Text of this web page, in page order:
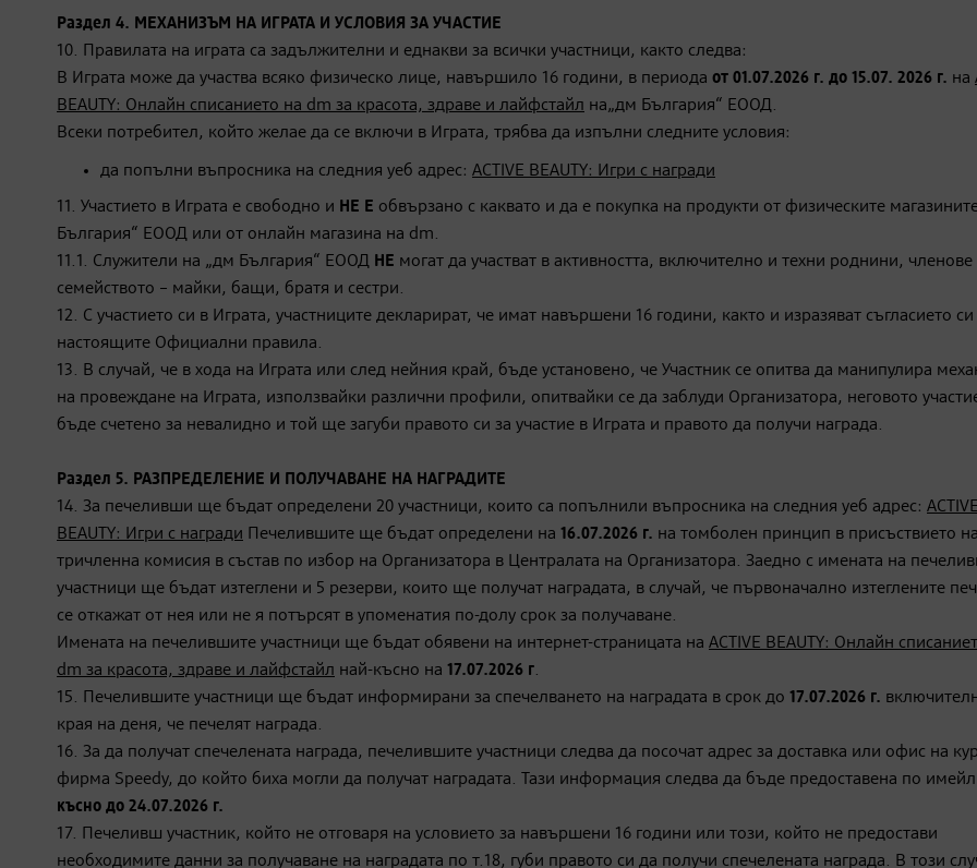
Раздел 4. МЕХАНИЗЪМ НА ИГРАТА И УСЛОВИЯ ЗА УЧАСТИЕ
10. Правилата на играта са задължителни и еднакви за всички участници, както следва:
В Играта може да участва всяко физическо лице, навършило 16 години, в периода от 01.07.2026 г. до 15.07. 2026 г. на
BEAUTY: Онлайн списанието на dm за красота, здраве и лайфстайл на„дм България“ ЕООД.
Всеки потребител, който желае да се включи в Играта, трябва да изпълни следните условия:
да попълни въпросника на следния уеб адрес: ACTIVE BEAUTY: Игри с награди
11. Участието в Играта е свободно и НЕ Е обвързано с каквато и да е покупка на продукти от физическите
България“ ЕООД или от онлайн магазина на dm.
11.1. Служители на „дм България“ ЕООД НЕ могат да участват в активността, включително и техни роднини, членове
семейството – майки, бащи, братя и сестри.
12. С участието си в Играта, участниците декларират, че имат навършени 16 години, както и изразяват съгласието си
настоящите Официални правила.
13. В случай, че в хода на Играта или след нейния край, бъде установено, че Участник се опитва да манипулира
на провеждане на Играта, използвайки различни профили, опитвайки се да заблуди Организатора, неговото
бъде счетено за невалидно и той ще загуби правото си за участие в Играта и правото да получи награда.
Раздел 5. РАЗПРЕДЕЛЕНИЕ И ПОЛУЧАВАНЕ НА НАГРАДИТЕ
14. За печеливши ще бъдат определени 20 участници, които са попълнили въпросника на следния уеб адрес:
BEAUTY: Игри с награди Печелившите ще бъдат определени на 16.07.2026 г. на томболен принцип в присъствието
тричленна комисия в състав по избор на Организатора в Централата на Организатора. Заедно с имената на
участници ще бъдат изтеглени и 5 резерви, които ще получат наградата, в случай, че първоначално изтеглените
се откажат от нея или не я потърсят в упоменатия по-долу срок за получаване.
Имената на печелившите участници ще бъдат обявени на интернет-страницата на ACTIVE BEAUTY: Онлайн
dm за красота, здраве и лайфстайл най-късно на 17.07.2026 г.
15. Печелившите участници ще бъдат информирани за спечелването на наградата в срок до 17.07.2026 г.
края на деня, че печелят награда.
16. За да получат спечелената награда, печелившите участници следва да посочат адрес за доставка или офис на
фирма Speedy, до който биха могли да получат наградата. Тази информация следва да бъде предоставена по
късно до 24.07.2026 г.
17. Печеливш участник, който не отговаря на условието за навършени 16 години или този, който не предостави
необходимите данни за получаване на наградата по т.18, губи правото си да получи спечелената награда. В този